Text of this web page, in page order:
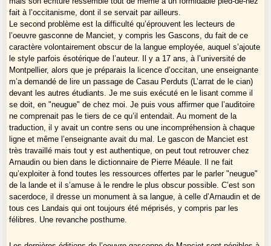
"apparemment"... c’est l’effet de l’oeuvre de Manciet : il nous fait voir
des choses sans jamais bien expliquer... l’art de la suggestion, sans
fait à l’occitanisme, dont il se servait par ailleurs.
Le second problème est la difficulté qu’éprouvent les lecteurs de
l’oeuvre gasconne de Manciet, y compris les Gascons, du fait de ce
caractère volontairement obscur de la langue employée, auquel s’ajoute
le style parfois ésotérique de l’auteur. Il y a 17 ans, à l’université de
Montpellier, alors que je préparais la licence d’occitan, une enseignante
m’a demandé de lire un passage de Casau Perduts (L’arrat de le cian)
devant les autres étudiants. Je me suis exécuté en le lisant comme il
se doit, en "neugue" de chez moi. Je puis vous affirmer que l’auditoire
ne comprenait pas le tiers de ce qu’il entendait. Au moment de la
traduction, il y avait un contre sens ou une incompréhension à chaque
ligne et même l’enseignante avait du mal. Le gascon de Manciet est
très travaillé mais tout y est authentique, on peut tout retrouver chez
Arnaudin ou bien dans le dictionnaire de Pierre Méaule. Il ne fait
qu’exploiter à fond toutes les ressources offertes par le parler "neugue"
de la lande et il s’amuse à le rendre le plus obscur possible. C’est son
sacerdoce, il dresse un monument à sa langue, à celle d’Arnaudin et de
tous ces Landais qui ont toujours été méprisés, y compris par les
félibres. Une revanche posthume.